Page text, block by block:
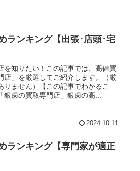
ランキング【出張･店頭･宅
を知りたい！この記事では、高値買
店」を厳選してご紹介します。（厳
ません）【この記事でわかるこ
歯の買取専門店」銀歯の高...
2024.10.11
ランキング【専門家が適正